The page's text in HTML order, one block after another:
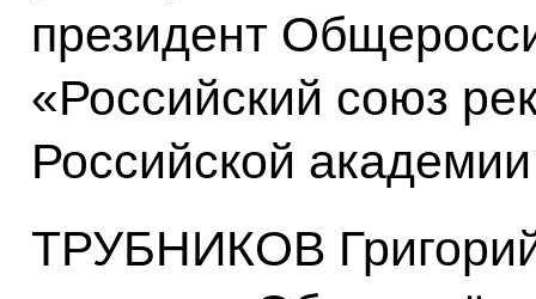
президент
«Российский союз
Российской
ТРУБНИКОВ